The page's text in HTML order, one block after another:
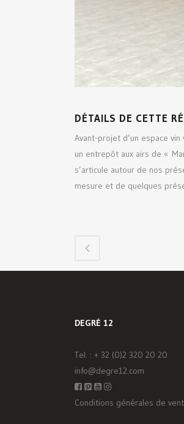
DÉTAILS DE CETTE
Avant-projet d’un espace
un entrepôt aux airs de «
s’articule autour de nos
mesure et de quelques
DEGRÉ 12
Tel. : + 32 (0)2 320 20 20
info@degre12.com
Conditions générales de